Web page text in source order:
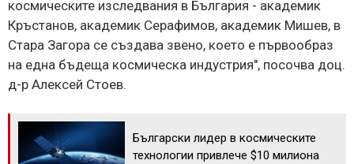
космическите изследвания в България - академик
Кръстанов, академик Серафимов, академик Мишев, в
Стара Загора се създава звено, което е първообраз
на една бъдеща космическа индустрия", посочва доц.
д-р Алексей Стоев.
Български лидер в космическите
технологии привлече $10 милиона